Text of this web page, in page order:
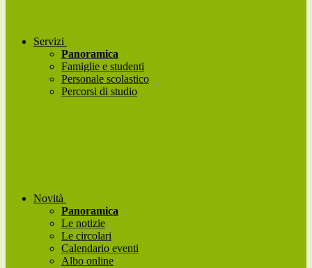
Servizi
Panoramica
Famiglie e studenti
Personale scolastico
Percorsi di studio
Novità
Panoramica
Le notizie
Le circolari
Calendario eventi
Albo online